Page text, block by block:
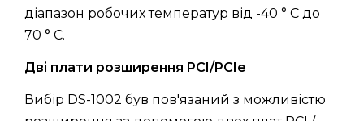
діапазон робочих температур від -40 ° C до
70 ° C.
Дві плати розширення PCI/PCIe
Вибір DS-1002 був пов'язаний з можливістю